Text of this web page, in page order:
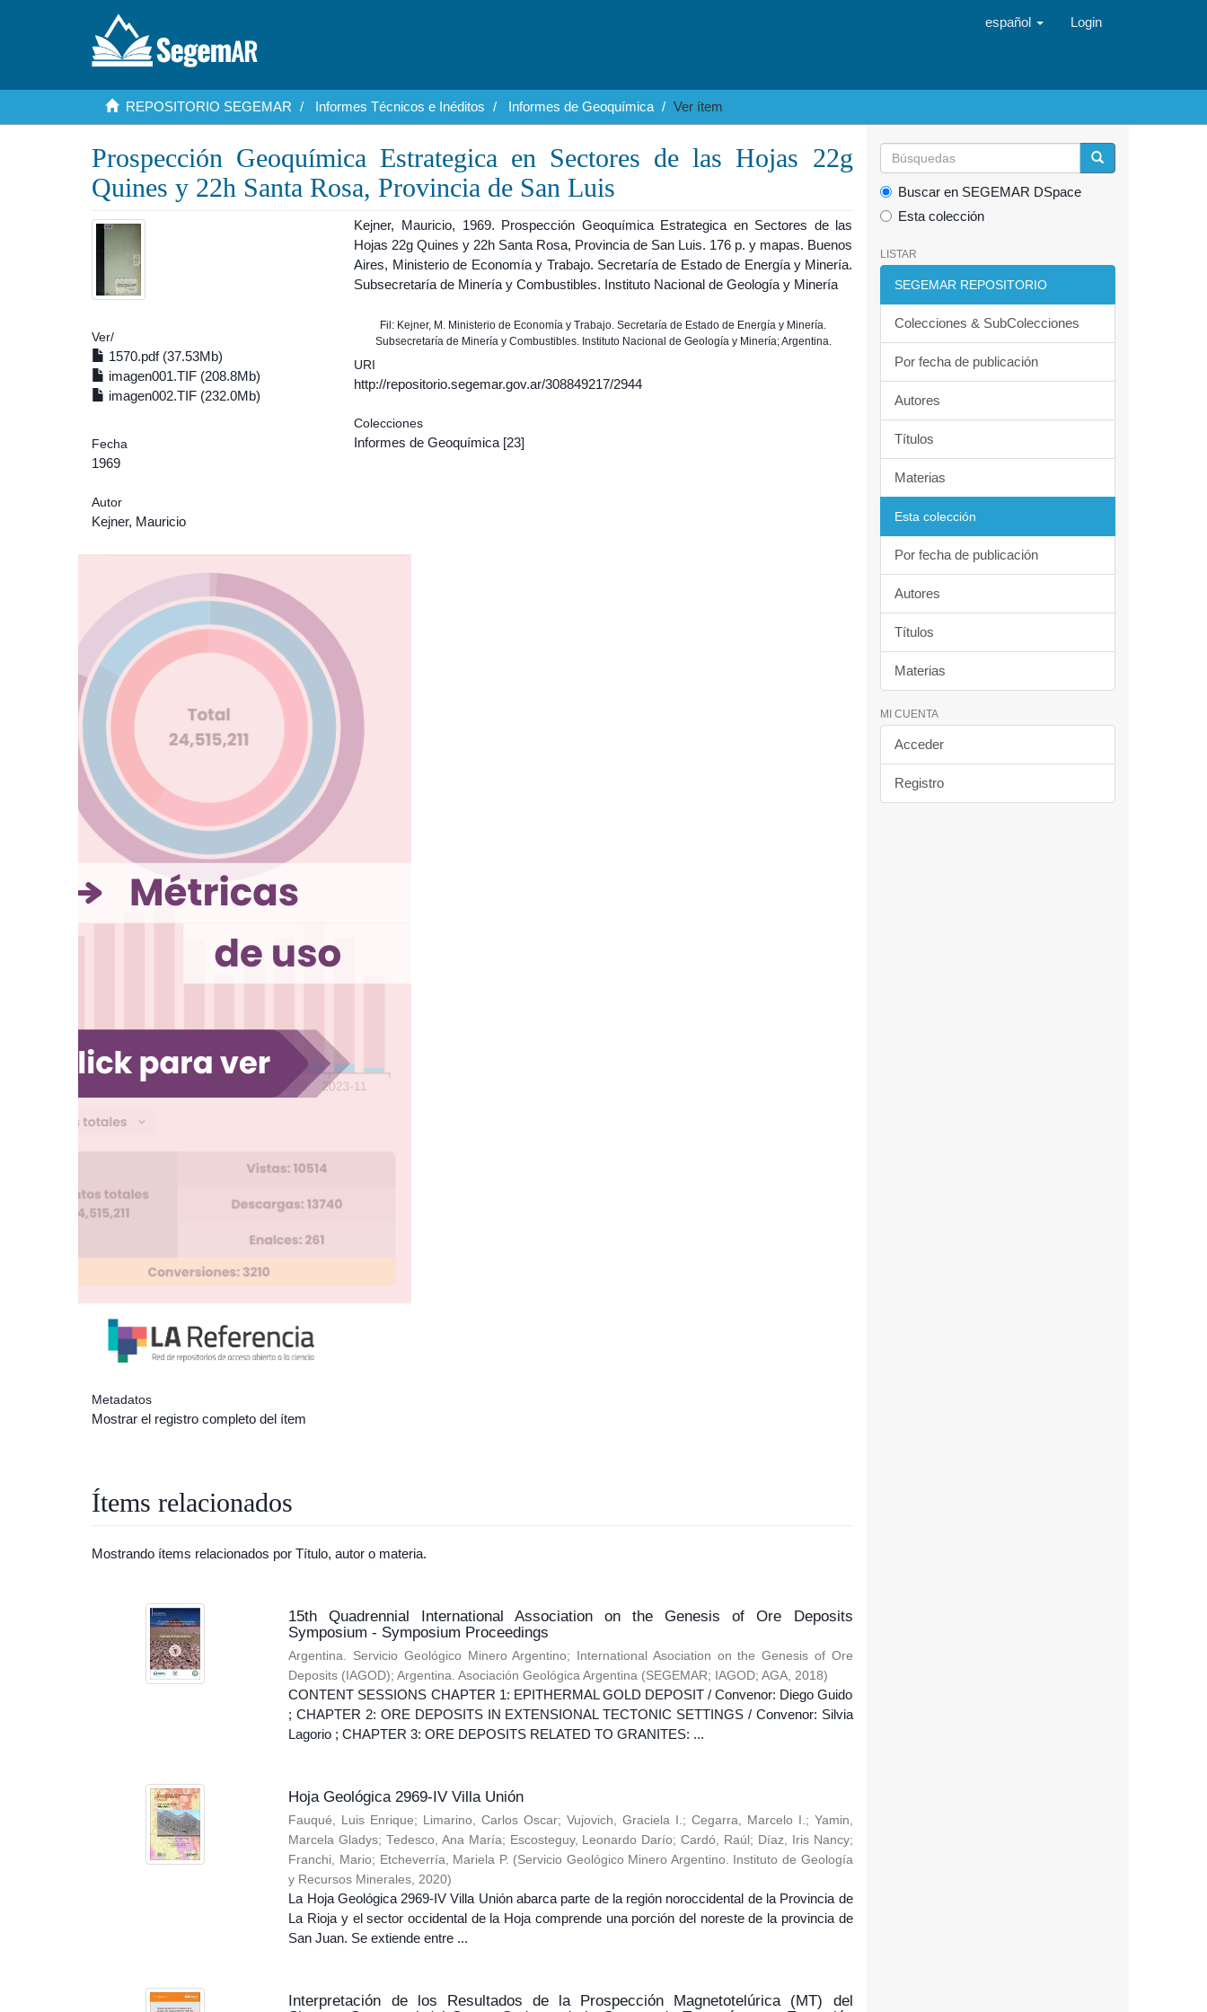
español Login
REPOSITORIO SEGEMAR Informes Técnicos e Inéditos Informes de Geoquímica Ver ítem
Prospección Geoquímica Estrategica en Sectores de las Hojas 22g
Quines y 22h Santa Rosa, Provincia de San Luis
Ver/
1570.pdf (37.53Mb)
imagen001.TIF (208.8Mb)
imagen002.TIF (232.0Mb)
Fecha
1969
Autor
Kejner, Mauricio
Metadatos
Mostrar el registro completo del ítem
Kejner, Mauricio, 1969. Prospección Geoquímica Estrategica en Sectores de las
Hojas 22g Quines y 22h Santa Rosa, Provincia de San Luis. 176 p. y mapas. Buenos
Aires, Ministerio de Economía y Trabajo. Secretaría de Estado de Energía y Minería.
Subsecretaría de Minería y Combustibles. Instituto Nacional de Geología y Minería
Fil: Kejner, M. Ministerio de Economía y Trabajo. Secretaría de Estado de Energía y Minería.
Subsecretaría de Minería y Combustibles. Instituto Nacional de Geología y Minería; Argentina.
URI
http://repositorio.segemar.gov.ar/308849217/2944
Colecciones
Informes de Geoquímica [23]
Ítems relacionados
Mostrando ítems relacionados por Título, autor o materia.
15th Quadrennial International Association on the Genesis of Ore Deposits
Symposium - Symposium Proceedings
Argentina. Servicio Geológico Minero Argentino;
International Asociation on the Genesis of Ore
Deposits (IAGOD);Argentina. Asociación Geológica Argentina (SEGEMAR; IAGOD; AGA,2018)
CONTENT SESSIONS CHAPTER 1: EPITHERMAL GOLD DEPOSIT / Convenor: Diego Guido
; CHAPTER 2: ORE DEPOSITS IN EXTENSIONAL TECTONIC SETTINGS / Convenor: Silvia
Lagorio ; CHAPTER 3: ORE DEPOSITS RELATED TO GRANITES: ...
Hoja Geológica 2969-IV Villa Unión
Fauqué, Luis Enrique; Limarino, Carlos Oscar; Vujovich, Graciela I.; Cegarra, Marcelo I.; Yamin,
Marcela Gladys;Tedesco, Ana María; Escosteguy, Leonardo Darío;Cardó, Raúl ; Díaz, Iris Nancy;
Franchi, Mario; Etcheverría, Mariela P. (Servicio Geológico Minero Argentino. Instituto de Geología
y Recursos Minerales,2020)
La Hoja Geológica 2969-IV Villa Unión abarca parte de la región noroccidental de la Provincia de
La Rioja y el sector occidental de la Hoja comprende una porción del noreste de la provincia de
San Juan. Se extiende entre ...
Interpretación de los Resultados de la Prospección Magnetotelúrica (MT) del
Buscar en SEGEMAR DSpace
Esta colección
LISTAR
SEGEMAR REPOSITORIO
Colecciones & SubColecciones
Por fecha de publicación
Autores
Títulos
Materias
Esta colección
Por fecha de publicación
Autores
Títulos
Materias
MI CUENTA
Acceder
Registro